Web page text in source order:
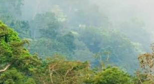
En los Medios
FAQ
Transparencia
Contacto
Combatir y